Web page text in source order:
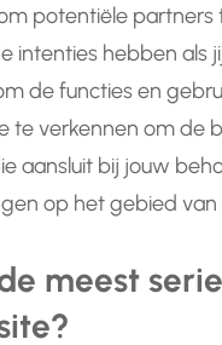
potentiële partners
intenties hebben als
de functies en
te verkennen om de
aansluit bij jouw
op het gebied van
meest